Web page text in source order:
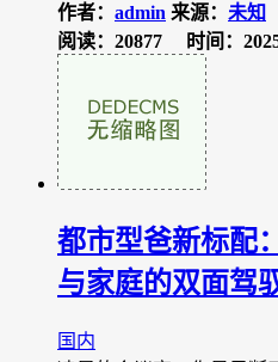
作者： admin 来源： 未知
阅读：20877
时间：
都市型爸新标配
与家庭的双面驾
国内